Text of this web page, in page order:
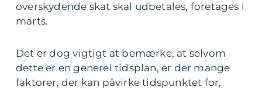
overskydende skat skal udbetales, foretages i
marts.
Det er dog vigtigt at bemærke, at selvom
dette er en generel tidsplan, er der mange
faktorer, der kan påvirke tidspunktet for,